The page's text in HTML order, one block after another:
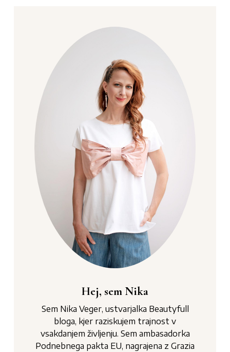
Hej, sem Nika
Sem Nika Veger, ustvarjalka Beautyfull
bloga, kjer raziskujem trajnost v
vsakdanjem življenju. Sem ambasadorka
Podnebnega pakta EU, nagrajena z Grazia